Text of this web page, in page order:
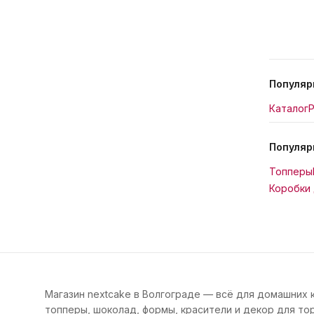
Каталог
Топперы
Коробки
Магазин nextcake в Волгограде — всё для домашних
топперы, шоколад, формы, красители и декор для